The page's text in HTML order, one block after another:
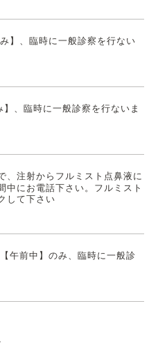
】、臨時に一般診察を行ない
、臨時に一般診察を行ないま
、注射からフルミスト点鼻液に
中にお電話下さい。フルミスト
して下さい
午前中】のみ、臨時に一般診